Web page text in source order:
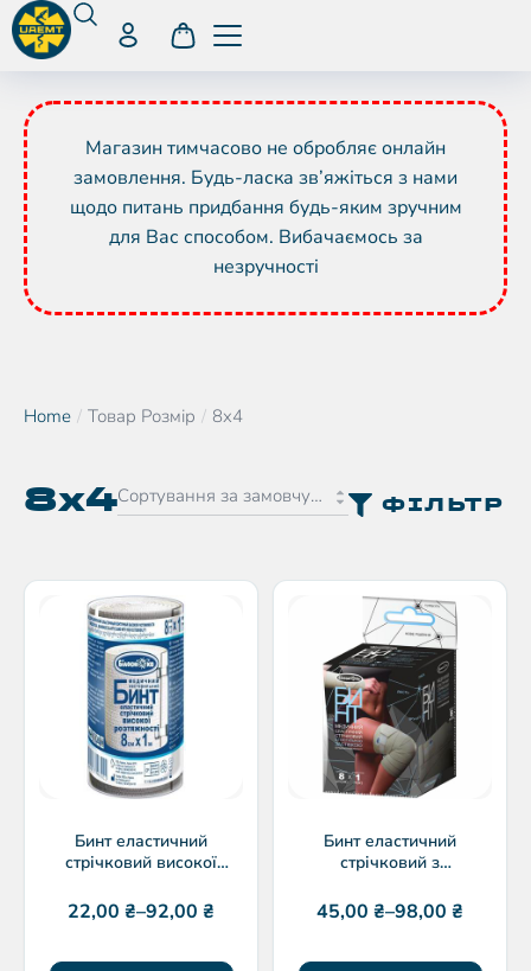
Магазин тимчасово не обробляє онлайн
замовлення. Будь-ласка зв’яжіться з нами
щодо питань придбання будь-яким зручним
для Вас способом. Вибачаємось за
незручності
You are here:
Home Товар Розмір 8x4
8x4 ФІЛЬТР
Бинт еластичний
стрічковий високої
8см
22,00 ₴–92,00 ₴
Бинт еластичний
стрічковий з
8см “Білосніжка”
45,00 ₴–98,00 ₴